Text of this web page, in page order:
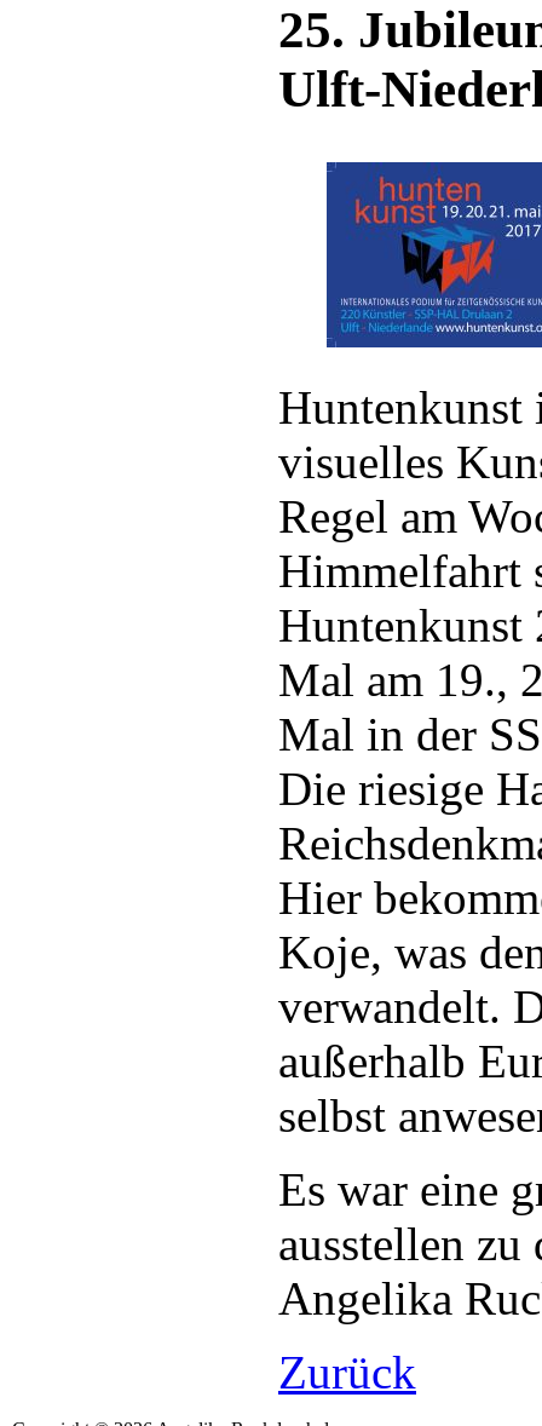
25.
Ulft-
Huntenkunst
visuelles
Regel am
Himmelfahrt
Huntenkunst
Mal am 19.,
Mal in der
Die riesige
Hier
Koje, was
verwandelt.
außerhalb
selbst
Es war eine
ausstellen zu
Angelika
Zurück